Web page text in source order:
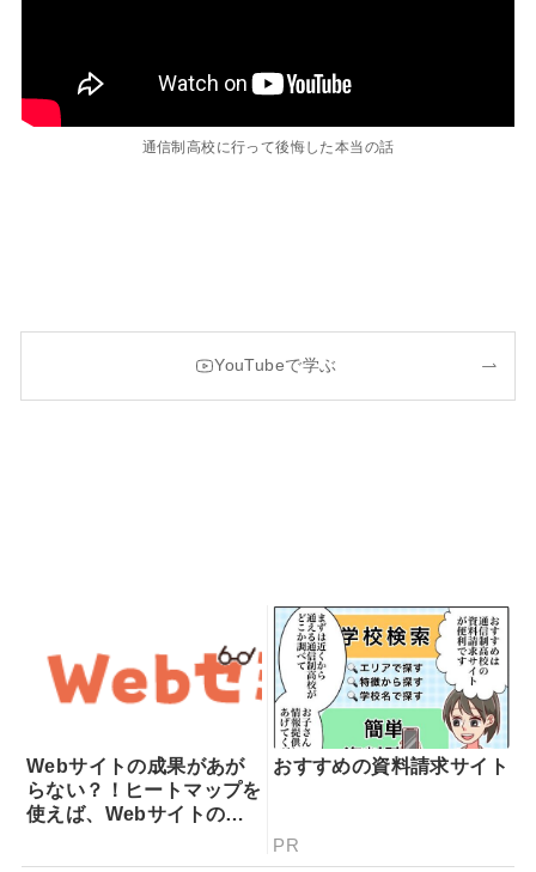
通信制高校に行って後悔した本当の話
YouTubeで学ぶ
Webサイトの成果があが
らない？！ヒートマップを
使えば、Webサイトの課
プでできることを専門家が
おすすめの資料請求サイト
PR